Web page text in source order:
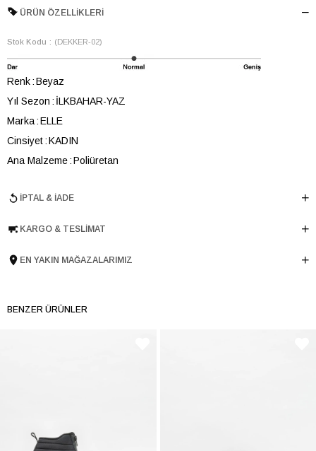
ÜRÜN ÖZELLIKLERI
Stok Kodu (DEKKER-02)
Renk Beyaz
Yıl Sezon
İLKBAHAR-YAZ
Marka ELLE
Cinsiyet KADIN
Ana Malzeme Poliüretan
Topuk Boyu 6 cm
Tema TRANSPARENCY
İPTAL & İADE
KARGO & TESLIMAT
EN YAKIN MAĞAZALARIMIZ
BENZER ÜRÜNLER